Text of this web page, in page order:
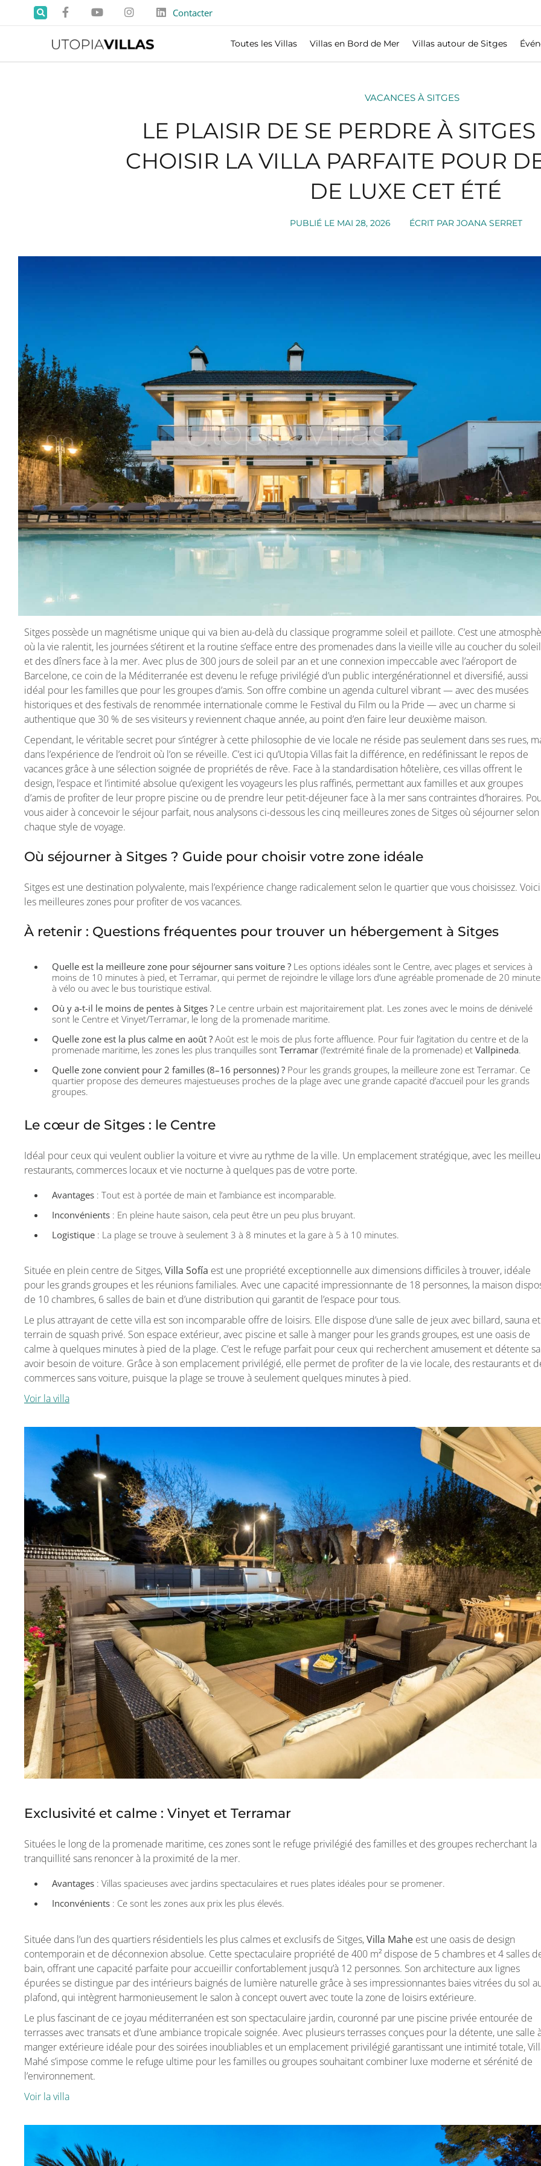
Contacter
Toutes les Villas Villas en Bord de Mer Villas autour de Sitges
VACANCES À SITGES
LE PLAISIR DE SE PERDRE À
CHOISIR LA VILLA PARFAITE POUR
DE LUXE CET ÉTÉ
PUBLIÉ LE MAI 28, 2026 ÉCRIT PARJOANA SERRET
Sitges possède un magnétisme unique qui va bien au-delà du classique programme soleil et paillote. C’est une
où la vie ralentit, les journées s’étirent et la routine s’efface entre des promenades dans la vieille ville au coucher du soleil
et des dîners face à la mer. Avec plus de 300 jours de soleil par an et une connexion impeccable avec l’aéroport de
Barcelone, ce coin de la Méditerranée est devenu le refuge privilégié d’un public intergénérationnel et diversifié, aussi
idéal pour les familles que pour les groupes d’amis. Son offre combine un agenda culturel vibrant — avec des musées
historiques et des festivals de renommée internationale comme le Festival du Film ou la Pride — avec un charme si
authentique que 30 % de ses visiteurs y reviennent chaque année, au point d’en faire leur deuxième maison.
Cependant, le véritable secret pour s’intégrer à cette philosophie de vie locale ne réside pas seulement dans ses rues,
dans l’expérience de l’endroit où l’on se réveille. C’est ici qu’Utopia Villas fait la différence, en redéfinissant le repos de
vacances grâce à une sélection soignée de propriétés de rêve. Face à la standardisation hôtelière, ces villas offrent le
design, l’espace et l’intimité absolue qu’exigent les voyageurs les plus raffinés, permettant aux familles et aux groupes
d’amis de profiter de leur propre piscine ou de prendre leur petit-déjeuner face à la mer sans contraintes d’horaires.
vous aider à concevoir le séjour parfait, nous analysons ci-dessous les cinq meilleures zones de Sitges où séjourner selon
chaque style de voyage.
Où séjourner à Sitges ? Guide pour choisir votre zone idéale
Sitges est une destination polyvalente, mais l’expérience change radicalement selon le quartier que vous choisissez. Voici
les meilleures zones pour profiter de vos vacances.
À retenir : Questions fréquentes pour trouver un hébergement à Sitges
Quelle est la meilleure zone pour séjourner sans voiture ? Les options idéales sont le Centre, avec plages et services à
moins de 10 minutes à pied, et Terramar, qui permet de rejoindre le village lors d’une agréable promenade de 20
à vélo ou avec le bus touristique estival.
Où y a-t-il le moins de pentes à Sitges ? Le centre urbain est majoritairement plat. Les zones avec le moins de dénivelé
sont le Centre et Vinyet/Terramar, le long de la promenade maritime.
Quelle zone est la plus calme en août ? Août est le mois de plus forte affluence. Pour fuir l’agitation du centre et de la
promenade maritime, les zones les plus tranquilles sontTerramar (l’extrémité finale de la promenade) etVallpineda.
Quelle zone convient pour 2 familles (8–16 personnes) ? Pour les grands groupes, la meilleure zone est Terramar. Ce
quartier propose des demeures majestueuses proches de la plage avec une grande capacité d’accueil pour les grands
groupes.
Le cœur de Sitges : le Centre
Idéal pour ceux qui veulent oublier la voiture et vivre au rythme de la ville. Un emplacement stratégique, avec les
restaurants, commerces locaux et vie nocturne à quelques pas de votre porte.
Avantages : Tout est à portée de main et l’ambiance est incomparable.
Inconvénients : En pleine haute saison, cela peut être un peu plus bruyant.
Logistique : La plage se trouve à seulement 3 à 8 minutes et la gare à 5 à 10 minutes.
Située en plein centre de Sitges,Villa Sofía est une propriété exceptionnelle aux dimensions difficiles à trouver, idéale
pour les grands groupes et les réunions familiales. Avec une capacité impressionnante de 18 personnes, la maison
de 10 chambres, 6 salles de bain et d’une distribution qui garantit de l’espace pour tous.
Le plus attrayant de cette villa est son incomparable offre de loisirs. Elle dispose d’une salle de jeux avec billard, sauna et
terrain de squash privé. Son espace extérieur, avec piscine et salle à manger pour les grands groupes, est une oasis de
calme à quelques minutes à pied de la plage. C’est le refuge parfait pour ceux qui recherchent amusement et détente
avoir besoin de voiture. Grâce à son emplacement privilégié, elle permet de profiter de la vie locale, des restaurants et
commerces sans voiture, puisque la plage se trouve à seulement quelques minutes à pied.
Voir la villa
Exclusivité et calme : Vinyet et Terramar
Situées le long de la promenade maritime, ces zones sont le refuge privilégié des familles et des groupes recherchant la
tranquillité sans renoncer à la proximité de la mer.
Avantages : Villas spacieuses avec jardins spectaculaires et rues plates idéales pour se promener.
Inconvénients : Ce sont les zones aux prix les plus élevés.
Située dans l’un des quartiers résidentiels les plus calmes et exclusifs de Sitges,Villa Mahe est une oasis de design
contemporain et de déconnexion absolue. Cette spectaculaire propriété de 400 m² dispose de 5 chambres et 4 salles
bain, offrant une capacité parfaite pour accueillir confortablement jusqu’à 12 personnes. Son architecture aux lignes
épurées se distingue par des intérieurs baignés de lumière naturelle grâce à ses impressionnantes baies vitrées du sol
plafond, qui intègrent harmonieusement le salon à concept ouvert avec toute la zone de loisirs extérieure.
Le plus fascinant de ce joyau méditerranéen est son spectaculaire jardin, couronné par une piscine privée entourée de
terrasses avec transats et d’une ambiance tropicale soignée. Avec plusieurs terrasses conçues pour la détente, une salle
manger extérieure idéale pour des soirées inoubliables et un emplacement privilégié garantissant une intimité totale,
Mahé s’impose comme le refuge ultime pour les familles ou groupes souhaitant combiner luxe moderne et sérénité de
l’environnement.
Voir la villa